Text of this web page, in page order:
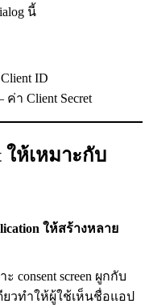
นี้
ID
า Client Secret
ให้เหมาะกับ
ให้สร้างหลาย
consent screen ผูกกับ
ยวทำให้ผู้ใช้เห็นชื่อแอป